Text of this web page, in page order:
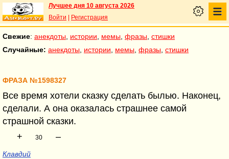
Лучшее дня 10 августа 2026
Войти
Регистрация
Свежие: анекдоты истории мемы фразы стишки
Случайные: анекдоты истории мемы фразы стишки
ФРАЗА №1598327
Все время хотели сказку сделать былью. Наконец,
сделали. А она оказалась страшнее самой
страшной сказки.
+
30 –
Клавдий